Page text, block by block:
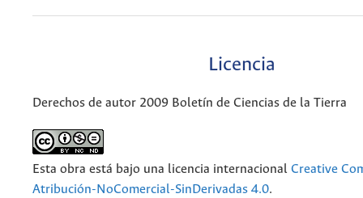
Licencia
Derechos de autor 2009 Boletín de Ciencias de la Tierra
Esta obra está bajo una licencia internacional Creative
Atribución-NoComercial-SinDerivadas 4.0.